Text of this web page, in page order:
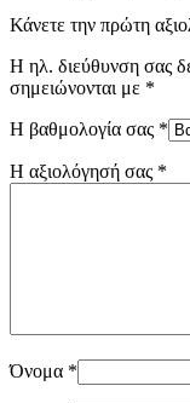
Κάνετε την πρώτη
Η ηλ. διεύθυνση σας
σημειώνονται με *
Η βαθμολογία σας *
Η αξιολόγησή σας *
Όνομα *